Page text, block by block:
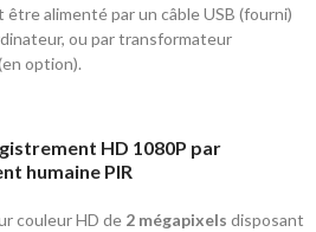
alimenté par un câble USB (fourni)
ou par transformateur
option).
HD 1080P par
humaine PIR
couleur HD de 2 mégapixels disposant